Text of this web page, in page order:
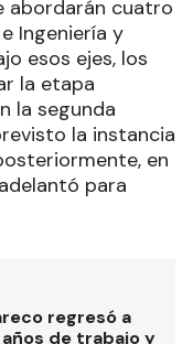
abordarán cuatro
Ingeniería y
esos ejes, los
la etapa
la segunda
la instancia
en
para
regresó a
de trabajo y